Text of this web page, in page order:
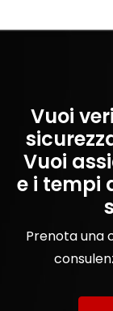
Vuoi
Vuoi
e i tempi
Prenota una